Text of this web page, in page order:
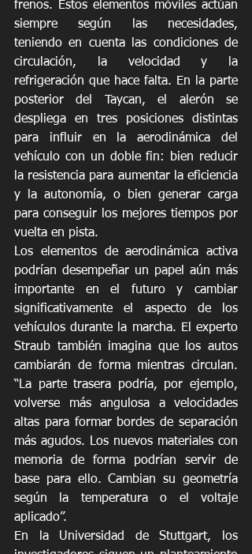
frenos. Estos elementos móviles actúan
siempre según las necesidades,
teniendo en cuenta las condiciones de
circulación, la velocidad y la
refrigeración que hace falta. En la parte
posterior del Taycan, el alerón se
despliega en tres posiciones distintas
para influir en la aerodinámica del
vehículo con un doble fin: bien reducir
la resistencia para aumentar la eficiencia
y la autonomía, o bien generar carga
para conseguir los mejores tiempos por
vuelta en pista.
Los elementos de aerodinámica activa
podrían desempeñar un papel aún más
importante en el futuro y cambiar
significativamente el aspecto de los
vehículos durante la marcha. El experto
Straub también imagina que los autos
cambiarán de forma mientras circulan.
“La parte trasera podría, por ejemplo,
volverse más angulosa a velocidades
altas para formar bordes de separación
más agudos. Los nuevos materiales con
memoria de forma podrían servir de
base para ello. Cambian su geometría
según la temperatura o el voltaje
aplicado”.
En la Universidad de Stuttgart, los